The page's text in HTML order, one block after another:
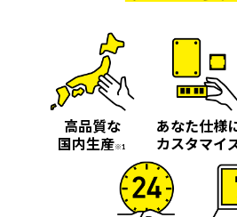
高品質な
国内生産※1
あなた仕様
カスタマイ